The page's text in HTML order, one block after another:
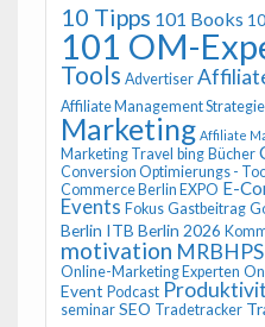
10 Tipps 101 Books
101 OM-
Tools Advertiser
Affiliate Management Strategie
Marketing Affiliate
Marketing Travel bing Bücher
Conversion Optimierungs -
Commerce Berlin EXPO E-
Events Fokus Gastbeitrag
Berlin ITB Berlin 2026
motivation MRBHPS
Online-Marketing Experten
Event Podcast
seminar SEO Tradetracker